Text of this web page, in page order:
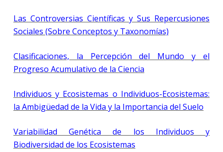
Las Controversias Científicas y Sus Repercusiones
Sociales (Sobre Conceptos y Taxonomías)
Clasificaciones, la Percepción del Mundo y el
Progreso Acumulativo de la Ciencia
Individuos y Ecosistemas o Individuos-Ecosistemas:
la Ambigüedad de la Vida y la Importancia del Suelo
Variabilidad Genética de los Individuos y
Biodiversidad de los Ecosistemas